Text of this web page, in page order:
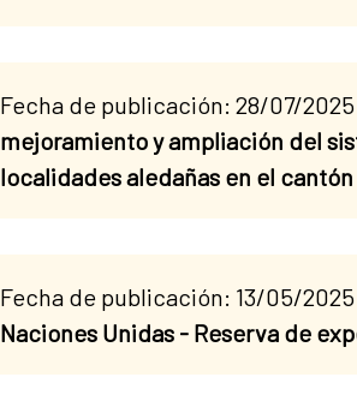
Fecha de publicación: 28/07/2025
mejoramiento y ampliación del
localidades aledañas en el
Fecha de publicación: 13/05/2025
Naciones Unidas - Reserva de